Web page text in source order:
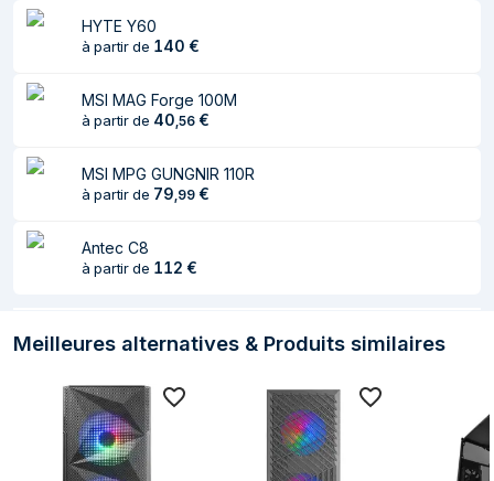
Ventilateurs
installés avant
Ventilateurs avant
maximum
des diamètres des
ventilateurs avants
Ventilateurs arrières
maximaux
ventilateurs arrières
Alimentation Electrique
Bloc d'alimentation
HYTE Y60
à partir de 140 €
MSI MAG Forge 100M
à partir de 40 56 €
MSI MPG GUNGNIR 110R
à partir de 79 99 €
Antec C8
à partir de 112 €
Meilleures alternatives & Produits similaires